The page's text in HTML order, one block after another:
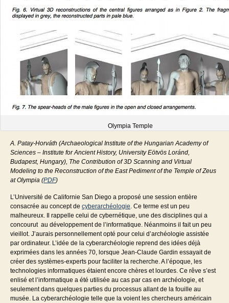
Olympia Temple
A. Patay-Horváth (Archaeological Institute of the Hungarian Academy of
Sciences – Institute for Ancient History, University Eötvös Loránd,
Budapest, Hungary), The Contribution of 3D Scanning and Virtual
Modeling to the Reconstruction of the East Pediment of the Temple of Zeus
at Olympia (PDF)
L’Université de Californie San Diego a proposé une session entière
consacrée au concept de cyberarchéologie. Ce terme est un peu
malheureux. Il rappelle celui de cybernétique, une des disciplines qui a
concourut au développement de l’informatique. Néanmoins il fait un peu
vieillot. J’aurais personnellement opté pour celui d’archéologie assistée
par ordinateur. L’idée de la cyberarchéologie reprend des idées déjà
exprimées dans les années 70, lorsque Jean-Claude Gardin essayait de
créer des systèmes-experts pour faciliter la recherche. A l’époque, les
technologies informatiques étaient encore chères et lourdes. Ce rêve s’est
enlisé et l’informatique a été utilisée au cas par cas en archéologie, et
seulement dans quelques parties du processus allant de la fouille au
musée. La cyberarchéologie telle que la voient les chercheurs américain